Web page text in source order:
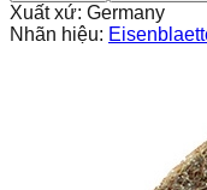
Xuất xứ: Germany
Nhãn hiệu: